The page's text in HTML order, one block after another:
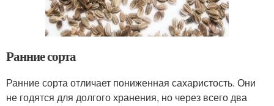
Ранние сорта
Ранние сорта отличает пониженная сахаристость. Они
не годятся для долгого хранения, но через всего два